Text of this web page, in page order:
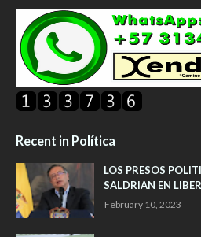
Recent in Política
LOS PRESOS
SALDRIAN EN
February 10, 2023